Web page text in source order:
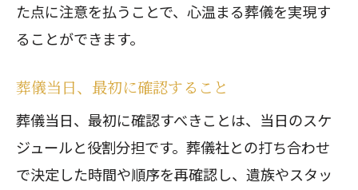
た点に注意を払うことで、心温まる葬儀を実現す
ることができます。
葬儀当日、最初に確認すること
葬儀当日、最初に確認すべきことは、当日のスケ
ジュールと役割分担です。葬儀社との打ち合わせ
で決定した時間や順序を再確認し、遺族やスタッ